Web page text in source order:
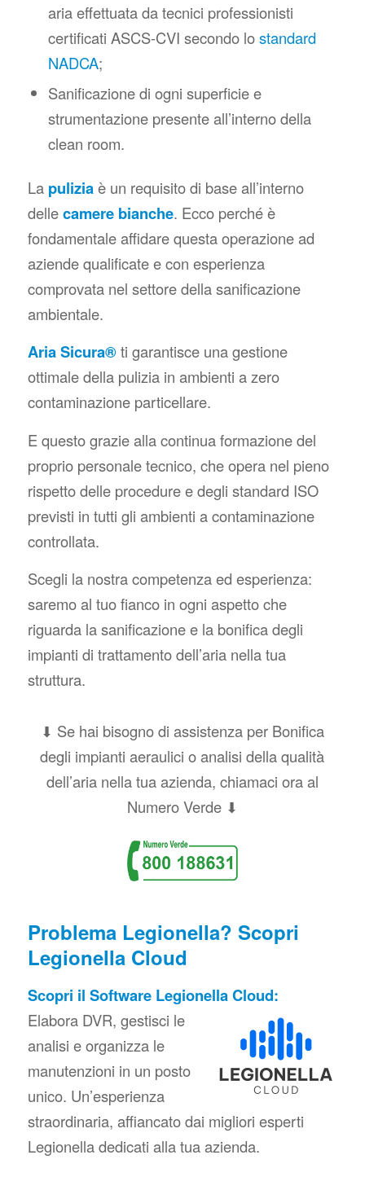
aria effettuata da tecnici professionisti
certificati ASCS-CVI secondo lostandard
NADCA;
Sanificazione di ogni superficie e
strumentazione presente all’interno della
clean room.
La puliziaè un requisito di base all’interno
dellecamere bianche. Ecco perché è
fondamentale affidare questa operazione ad
aziende qualificate e con esperienza
comprovata nel settore della sanificazione
ambientale.
Aria Sicura®ti garantisce una gestione
ottimale della pulizia in ambienti a zero
contaminazione particellare.
E questo grazie alla continua formazione del
proprio personale tecnico, che opera nel pieno
rispetto delle procedure e degli standard ISO
previsti in tutti gli ambienti a contaminazione
controllata.
Scegli la nostra competenza ed esperienza:
saremo al tuo fianco in ogni aspetto che
riguarda la sanificazione e la bonifica degli
impianti di trattamento dell’aria nella tua
struttura.
⬇ Se hai bisogno di assistenza per Bonifica
degli impianti aeraulici o analisi della qualità
dell’aria nella tua azienda, chiamaci ora al
Numero Verde ⬇
Problema Legionella? Scopri
Legionella Cloud
Scopri il Software Legionella Cloud:
Elabora DVR, gestisci le
analisi e organizza le
manutenzioni in un posto
unico. Un’esperienza
straordinaria, affiancato dai migliori esperti
Legionella dedicati alla tua azienda.